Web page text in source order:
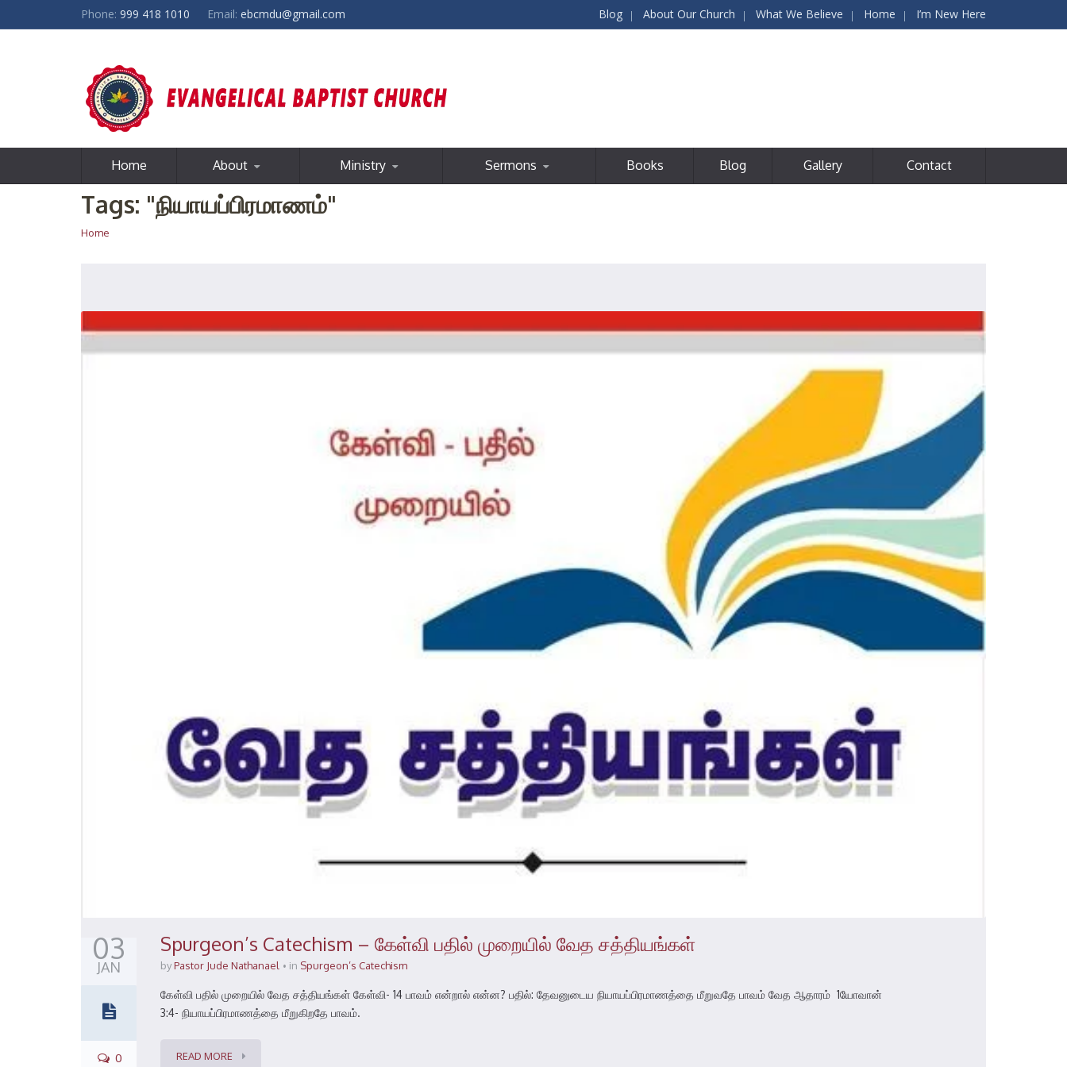
Phone: 999 418 1010 Email: ebcmdu@gmail.com Blog About Our Church What We Believe Home I’m New Here
Home About Ministry Sermons Books Blog Gallery Contact
Tags: "நியாயப்பிரமாணம்"
Home
03
JAN
0
Spurgeon’s Catechism – கேள்வி பதில் முறையில் வேத சத்தியங்கள்
byPastor Jude Nathanael in Spurgeon’s Catechism
கேள்வி பதில் முறையில் வேத சத்தியங்கள் கேள்வி- 14 பாவம் என்றால் என்ன? பதில்: தேவனுடைய நியாயப்பிரமாணத்தை மீறுவதே பாவம் வேத ஆதாரம் 1யோவான்
3:4- நியாயப்பிரமாணத்தை மீறுகிறதே பாவம்.
READ MORE